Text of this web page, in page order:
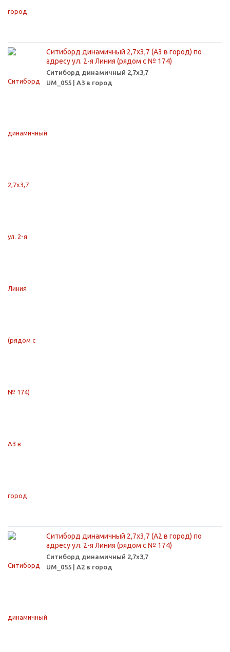
Ситиборд динамичный 2,7х3,7 (А3 в город) по
адресу ул. 2-я Линия (рядом с № 174)
Ситиборд динамичный 2,7х3,7
UM_055 | А3 в город
Ситиборд динамичный 2,7х3,7 (А2 в город) по
адресу ул. 2-я Линия (рядом с № 174)
Ситиборд динамичный 2,7х3,7
UM_055 | А2 в город